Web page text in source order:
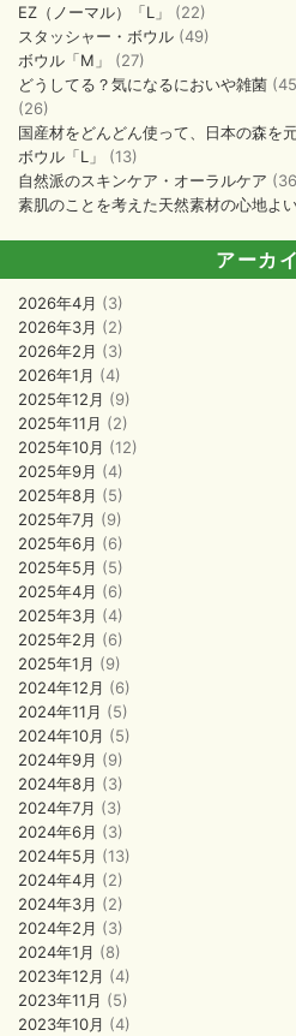
EZ（ノーマル）「L」
(22)
スタッシャー・ボウル (49)
ボウル「M」
(27)
どうしてる？気になるにおいや雑菌
(26)
国産材をどんどん使って、日本の森を
ボウル「L」
(13)
自然派のスキンケア・オーラルケア
素肌のことを考えた天然素材の心地よ
アーカ
2026年4月 (3)
2026年3月 (2)
2026年2月 (3)
2026年1月 (4)
2025年12月 (9)
2025年11月 (2)
2025年10月 (12)
2025年9月 (4)
2025年8月 (5)
2025年7月 (9)
2025年6月 (6)
2025年5月 (5)
2025年4月 (6)
2025年3月 (4)
2025年2月 (6)
2025年1月 (9)
2024年12月 (6)
2024年11月 (5)
2024年10月 (5)
2024年9月 (9)
2024年8月 (3)
2024年7月 (3)
2024年6月 (3)
2024年5月 (13)
2024年4月 (2)
2024年3月 (2)
2024年2月 (3)
2024年1月 (8)
2023年12月 (4)
2023年11月 (5)
2023年10月 (4)